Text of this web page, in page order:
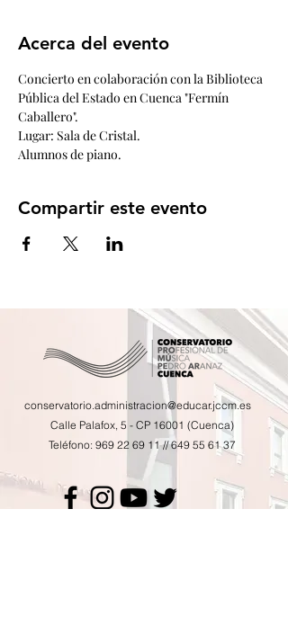
Acerca del evento
Concierto en colaboración con la Biblioteca
Pública del Estado en Cuenca "Fermín
Caballero".
Lugar: Sala de Cristal.
Alumnos de piano.
Compartir este evento
conservatorio.administracion@educar.jccm.es
Calle Palafox, 5 - CP 16001 (Cuenca)
Teléfono: 969 22 69 11//649 55 61 37